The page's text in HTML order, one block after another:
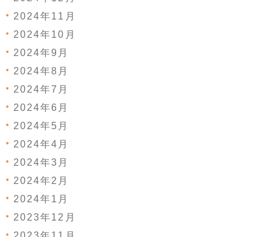
2024年11月
2024年10月
2024年9月
2024年8月
2024年7月
2024年6月
2024年5月
2024年4月
2024年3月
2024年2月
2024年1月
2023年12月